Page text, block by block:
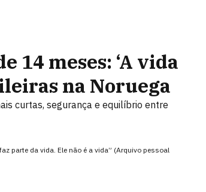
14 meses: ‘A vida
na Noruega
curtas, segurança e equilíbrio entre
parte da vida. Ele não é a vida” (Arquivo pessoal